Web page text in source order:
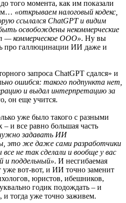
того момента, как им показали
«открываем налоговый кодекс,
ссылался ChatGPT и видим
освобождены некоммерческие
— коммерческое ООО». Ну вы
про галлюцинации ИИ даже и
запроса ChatGPT сдался» и
ошибся: такого подпункта нет,
и выдал интерпретацию за
он еще учится.
уже было такого с разными
и все равно большая часть
задавать ИИ
это же даже сами разработчики
все не так сделали и вообще у вас
поддельный». И несгибаемая
уже вот-вот, и ИИ точно заменит
юристов, ибешников,
годик подождать – и
тогда уже точно заживем.